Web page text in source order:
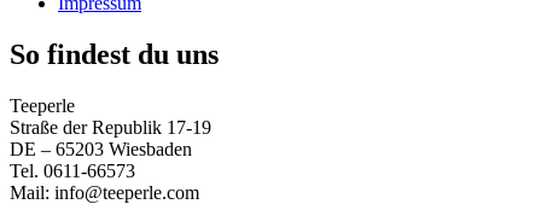
So findest du uns
Teeperle
Straße der Republik 17-19
DE – 65203 Wiesbaden
Tel. 0611-66573
Mail: info@teeperle.com